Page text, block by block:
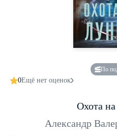
По
0Ещё нет оценок
Охота
Александр